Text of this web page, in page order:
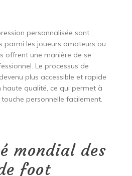
personnalisée sont
parmi les joueurs amateurs ou
offrent une manière de se
Le processus de
plus accessible et rapide
haute qualité, ce qui permet à
personnelle facilement.
mondial des
foot